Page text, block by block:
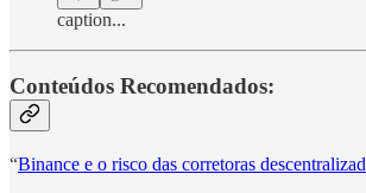
caption...
Conteúdos Recomendados:
“Binance e o risco das corretoras